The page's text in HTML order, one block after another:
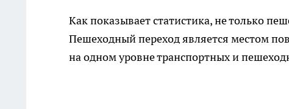
Как показывает статистика, не только
Пешеходный переход является местом
на одном уровне транспортных и